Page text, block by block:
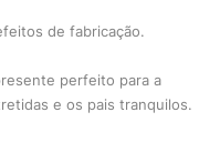
de fabricação.
perfeito para a
e os pais tranquilos.